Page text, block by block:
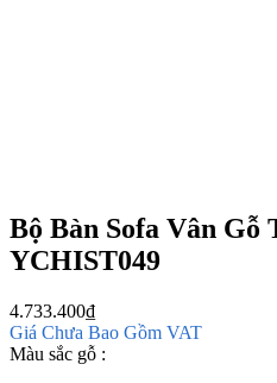
Bộ Bàn Sofa Vân Gỗ
YCHIST049
4.733.400₫
Giá Chưa Bao Gồm VAT
Màu sắc gỗ :